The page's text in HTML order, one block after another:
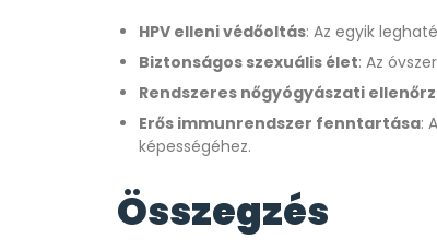
HPV elleni védőoltás: Az egyik
Biztonságos szexuális élet: Az
Rendszeres nőgyógyászati
Erős immunrendszer fenntartása:
képességéhez.
Összegzés